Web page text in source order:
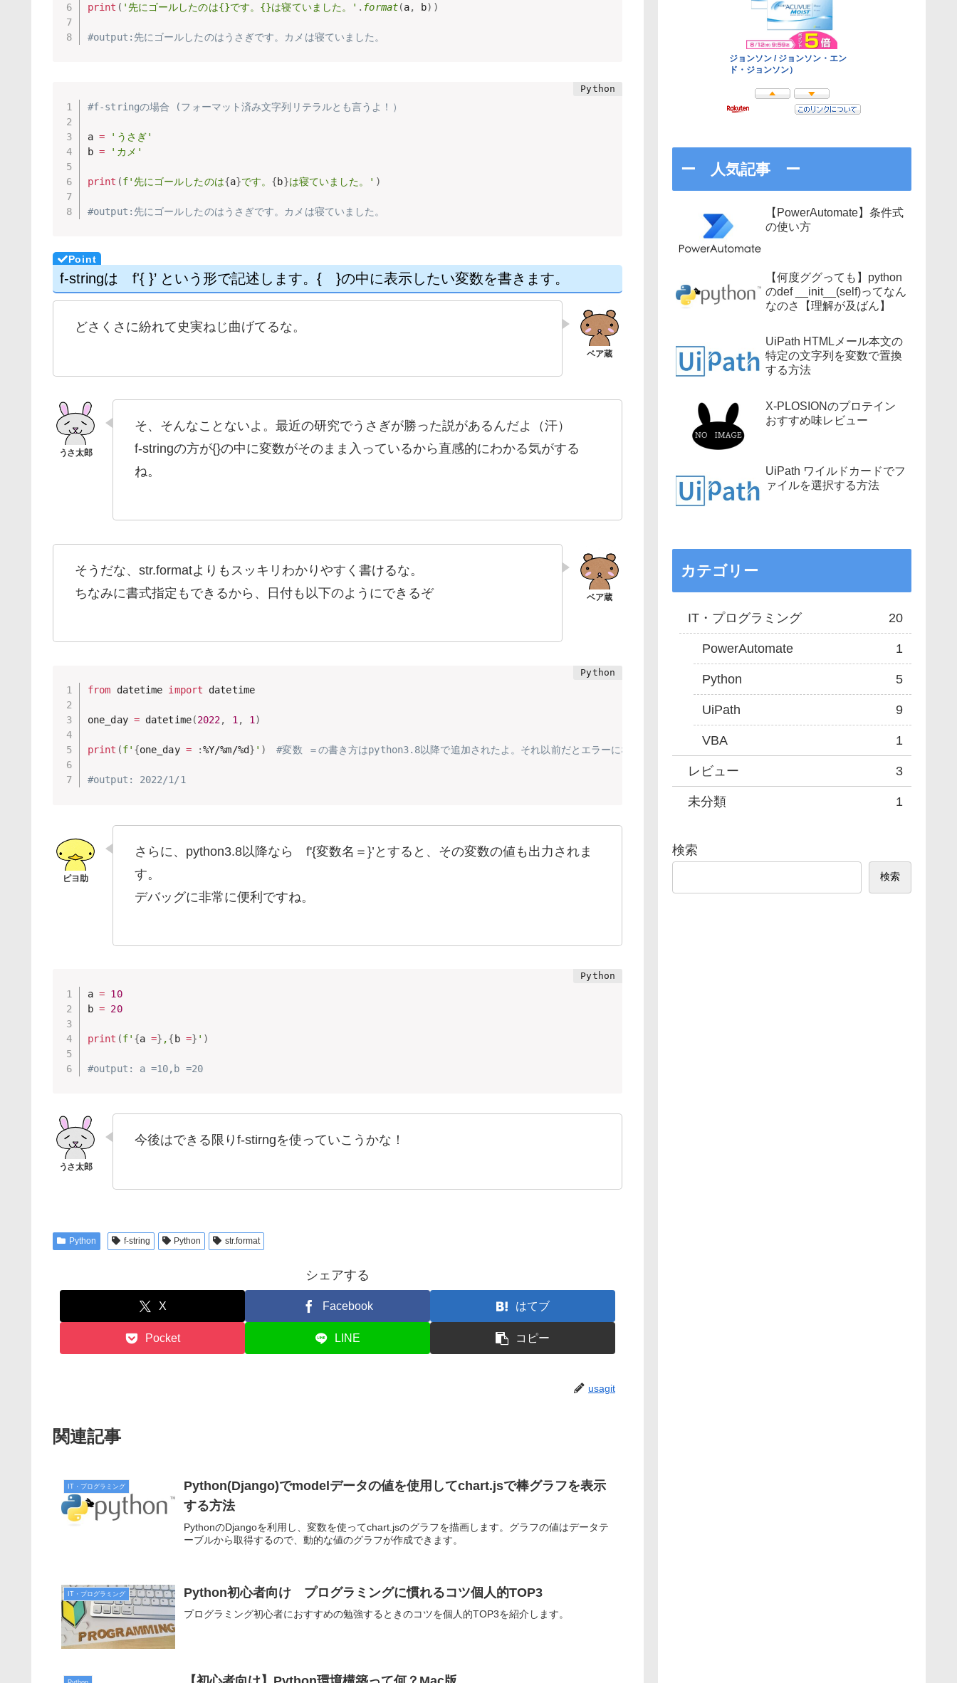
print ( '先にゴールしたのは{}です。{}は寝ていました。' . format(a, b) )
#output:先にゴールしたのはうさぎです。カメは寝ていました。
#f-stringの場合 (フォーマット済み文字列リテラルとも言うよ！）
a =
'うさぎ'
b = 'カメ'
print (f'先にゴールしたのは{a}です。 {b}は寝ていました。' )
#output:先にゴールしたのはうさぎです。カメは寝ていました。
f-stringは f'{ }’ という形で記述します。{ }の中に表示したい変数を書きます。
どさくさに紛れて史実ねじ曲げてるな。
そ、そんなことないよ。最近の研究でうさぎが勝った説があるんだよ（汗）
f-stringの方が{}の中に変数がそのまま入っているから直感的にわかる気がする
ね。
そうだな、str.formatよりもスッキリわかりやすく書けるな。
ちなみに書式指定もできるから、日付も以下のようにできるぞ
from datetime import datetime
one_day = datetime(2022, 1 , 1 )
print (f' {one_day = :%Y/%m/%d} ' ) #変数 ＝の書き方はpython3.8以降で追加されたよ。それ以前だとエラーになるよ
#output: 2022/1/1
さらに、python3.8以降なら f'{変数名＝}’とすると、その変数の値も出力されま
す。
デバッグに非常に便利ですね。
a = 10
b = 20
print (f' {a =} ,{ b =} ' )
#output: a =10,b =20
今後はできる限りf-stirngを使っていこうかな！
Python f-string Python str.format
シェアする
X Facebook はてブ
Pocket LINE コピー
usagit
関連記事
IT・プログラミング
Python(Django)でmodelデータの値を使用してchart.jsで棒グラフを表示
する方法
PythonのDjangoを利用し、変数を使ってchart.jsのグラフを描画します。グラフの値はデータテ
ーブルから取得するので、動的な値のグラフが作成できます。
IT・プログラミング Python初心者向け プログラミングに慣れるコツ個人的TOP3
プログラミング初心者におすすめの勉強するときのコツを個人的TOP3を紹介します。
ー 人気記事 ー
【PowerAutomate】条件式
の使い方
【何度ググっても】python
のdef __init__(self)ってなん
なのさ【理解が及ばん】
UiPath HTMLメール本文の
特定の文字列を変数で置換
する方法
X-PLOSIONのプロテイン
おすすめ味レビュー
UiPath ワイルドカードでフ
ァイルを選択する方法
カテゴリー
IT・プログラミング 20
PowerAutomate 1
Python 5
UiPath 9
VBA 1
レビュー 3
未分類 1
検索
検索